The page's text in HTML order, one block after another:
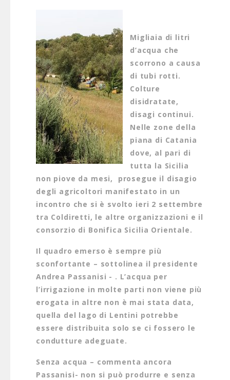
Migliaia di litri
d’acqua che
scorrono a causa
di tubi rotti.
Colture
disidratate,
disagi continui.
Nelle zone della
piana di Catania
dove, al pari di
tutta la Sicilia
non piove da mesi, prosegue il disagio
degli agricoltori manifestato in un
incontro che si è svolto ieri 2 settembre
tra Coldiretti, le altre organizzazioni e il
consorzio di Bonifica Sicilia Orientale.
Il quadro emerso è sempre più
sconfortante – sottolinea il presidente
Andrea Passanisi - . L’acqua per
l’irrigazione in molte parti non viene più
erogata in altre non è mai stata data,
quella del lago di Lentini potrebbe
essere distribuita solo se ci fossero le
condutture adeguate.
Senza acqua – commenta ancora
Passanisi- non si può produrre e senza